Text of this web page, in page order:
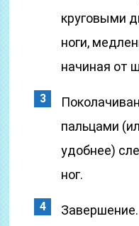
круговыми
ноги,
начиная от
пальцами
удобнее)
ног.